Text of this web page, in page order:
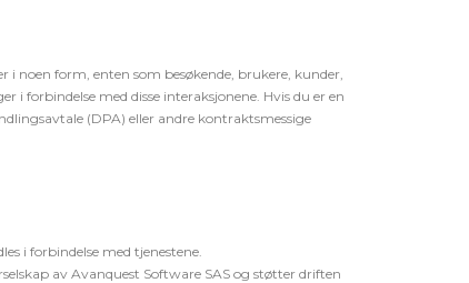
i noen form, enten som besøkende, brukere, kunder,
forbindelse med disse interaksjonene. Hvis du er en
(DPA) eller andre kontraktsmessige
i forbindelse med tjenestene.
av Avanquest Software SAS og støtter driften